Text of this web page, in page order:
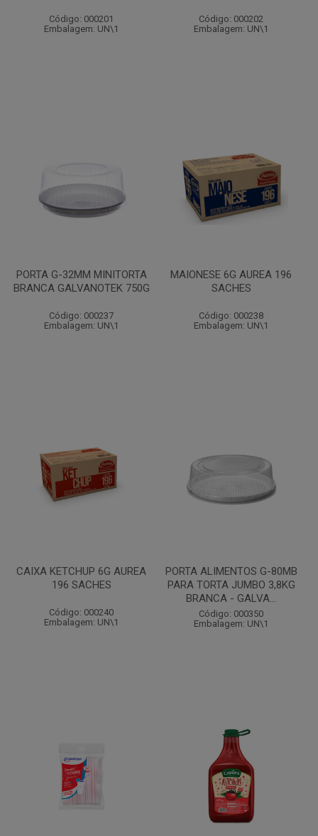
Código: 000201
Embalagem: UN\1
Código: 000202
Embalagem: UN\1
PORTA G-32MM MINITORTA
BRANCA GALVANOTEK 750G
Código: 000237
Embalagem: UN\1
MAIONESE 6G AUREA 196
SACHES
Código: 000238
Embalagem: UN\1
CAIXA KETCHUP 6G AUREA
196 SACHES
Código: 000240
Embalagem: UN\1
PORTA ALIMENTOS G-80MB
PARA TORTA JUMBO 3,8KG
BRANCA - GALVA...
Código: 000350
Embalagem: UN\1